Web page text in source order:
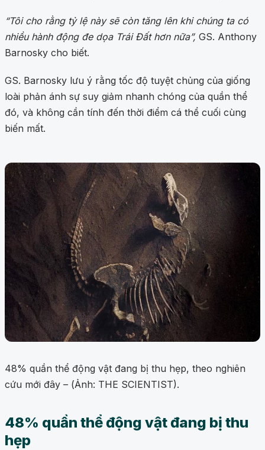
“Tôi cho rằng tỷ lệ này sẽ còn tăng lên khi chúng ta có
nhiều hành động đe dọa Trái Đất hơn nữa”, GS. Anthony
Barnosky cho biết.
GS. Barnosky lưu ý rằng tốc độ tuyệt chủng của giống
loài phản ánh sự suy giảm nhanh chóng của quần thể
đó, và không cần tính đến thời điểm cá thể cuối cùng
biến mất.
48% quần thể động vật đang bị thu hẹp, theo nghiên
cứu mới đây – (Ảnh: THE SCIENTIST).
48% quần thể động vật đang bị thu
hẹp